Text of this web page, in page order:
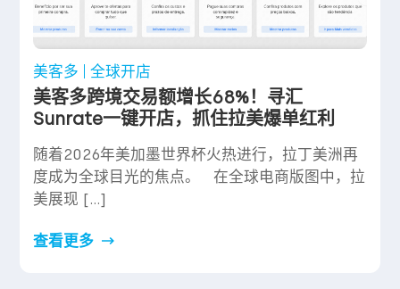
美客多 全球开店
美客多跨境交易额增长68%！寻汇
Sunrate一键开店，抓住拉美爆单红利
随着2026年美加墨世界杯火热进行，拉丁美洲再
度成为全球目光的焦点。 在全球电商版图中，拉
美展现 […]
查看更多